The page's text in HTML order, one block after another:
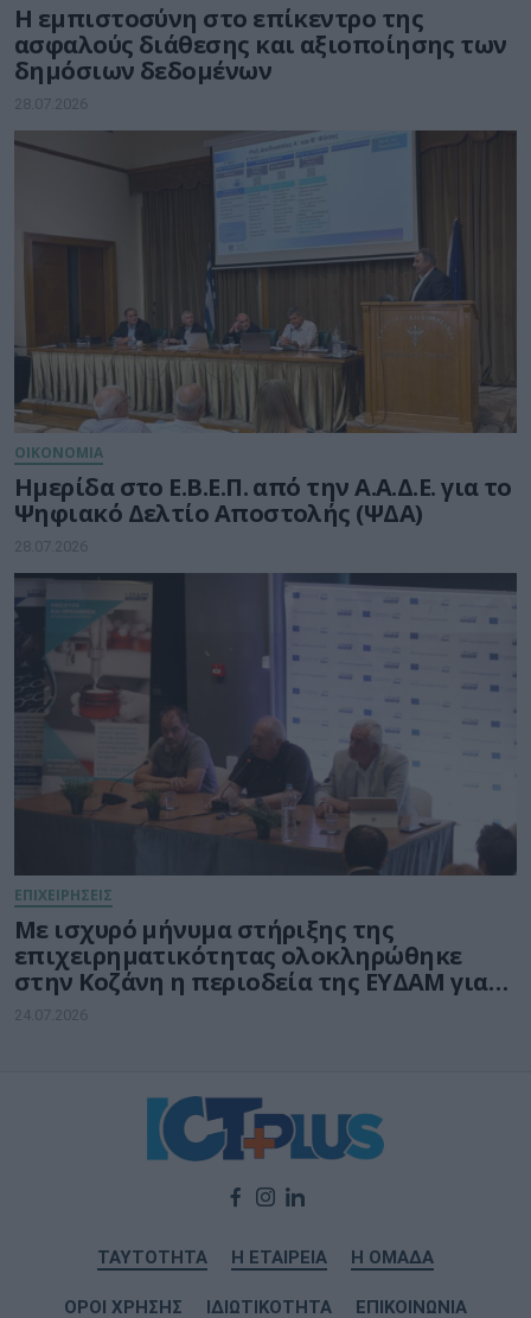
Η εμπιστοσύνη στο επίκεντρο της
ασφαλούς διάθεσης και αξιοποίησης των
δημόσιων δεδομένων
28.07.2026
ΟΙΚΟΝΟΜΙΑ
Ημερίδα στο Ε.Β.Ε.Π. από την Α.Α.Δ.Ε. για το
Ψηφιακό Δελτίο Αποστολής (ΨΔΑ)
28.07.2026
ΕΠΙΧΕΙΡΗΣΕΙΣ
Με ισχυρό μήνυμα στήριξης της
επιχειρηματικότητας ολοκληρώθηκε
στην Κοζάνη η περιοδεία της ΕΥΔΑΜ για
τις νέες δράσεις ύψους 140 εκατ. ευρώ
24.07.2026
ΤΑΥΤΟΤΗΤΑ Η ΕΤΑΙΡΕΙΑ Η ΟΜΑΔΑ
ΟΡΟΙ ΧΡΗΣΗΣ ΙΔΙΩΤΙΚΟΤΗΤΑ ΕΠΙΚΟΙΝΩΝΙΑ